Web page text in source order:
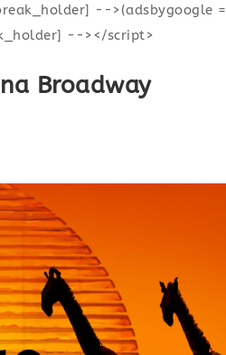
-->(adsbygoogle =
--></script>
Broadway